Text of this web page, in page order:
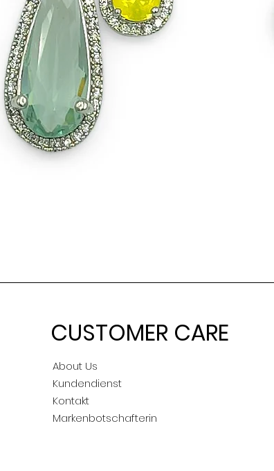
CUSTOMER CARE
About Us
Kundendienst
Kontakt
Markenbotschafterin